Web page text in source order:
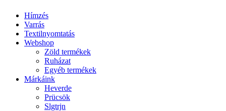
Hímzés
Varrás
Textilnyomtatás
Webshop
Zöld termékek
Ruházat
Egyéb termékek
Márkáink
Heverde
Prücsök
Slgtrjn